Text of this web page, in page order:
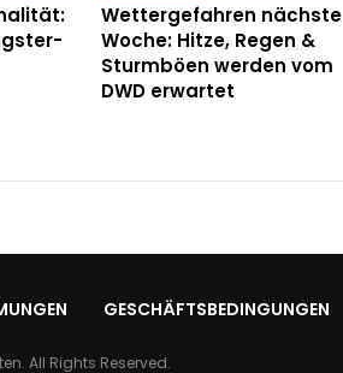
Wettergefahren nächste
Woche: Hitze, Regen &
Sturmböen werden vom
DWD erwartet
GESCHÄFTSBEDINGUNGEN
All Rights Reserved.